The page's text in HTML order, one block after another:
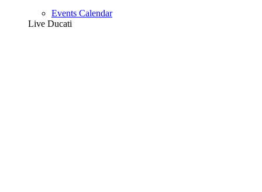
Events Calendar
Live Ducati